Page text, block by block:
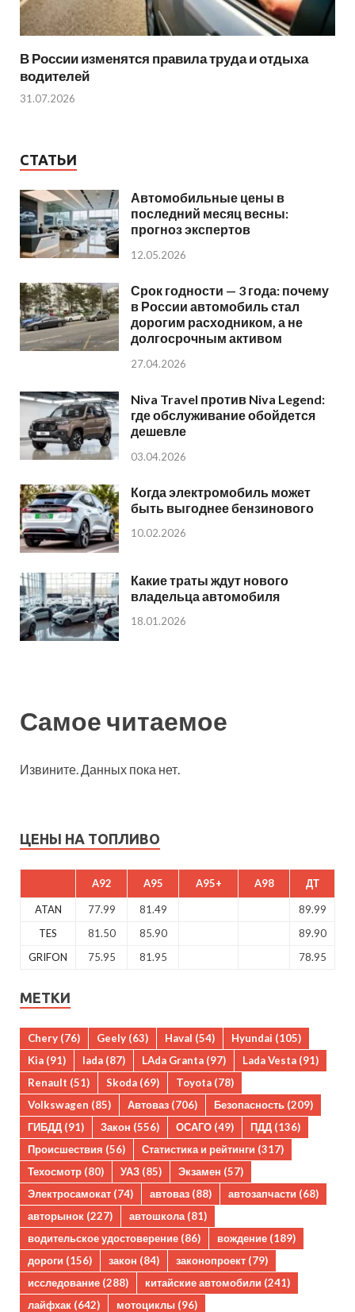
В России изменятся правила труда и отдыха
водителей
31.07.2026
СТАТЬИ
Автомобильные цены в
последний месяц весны:
прогноз экспертов
12.05.2026
Срок годности — 3 года: почему
в России автомобиль стал
дорогим расходником, а не
долгосрочным активом
27.04.2026
Niva Travel против Niva Legend:
где обслуживание обойдется
дешевле
03.04.2026
Когда электромобиль может
быть выгоднее бензинового
10.02.2026
Какие траты ждут нового
владельца автомобиля
18.01.2026
Самое читаемое
Извините. Данных пока нет.
ЦЕНЫ НА ТОПЛИВО
A92 A95 A95+ A98 ДТ
ATAN 77.99 81.49
89.99
TES
81.50 85.90
89.90
GRIFON
75.95 81.95 78.95
МЕТКИ
Chery (76) Geely (63) Haval (54) Hyundai (105)
Kia (91) lada (87) LAda Granta (97) Lada Vesta (91)
Renault (51) Skoda (69) Toyota (78)
Volkswagen (85) Автоваз (706) Безопасность (209)
ГИБДД (91) Закон (556) ОСАГО (49) ПДД (136)
Происшествия (56) Статистика и рейтинги (317)
Техосмотр (80) УАЗ (85) Экзамен (57)
Электросамокат (74) автоваз (88) автозапчасти (68)
авторынок (227) автошкола (81)
водительское удостоверение (86) вождение (189)
дороги (156) закон (84) законопроект (79)
исследование (288) китайские автомобили (241)
лайфхак (642) мотоциклы (96)